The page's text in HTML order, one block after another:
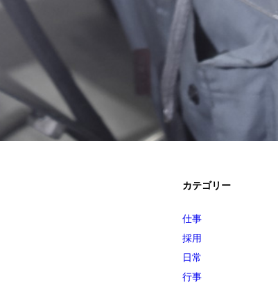
カテゴリー
仕事
採用
日常
行事